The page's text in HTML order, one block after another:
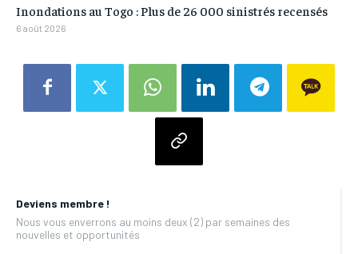
Deviens membre !
Nous vous enverrons au moins deux (2) par semaines des
nouvelles et opportunités
Inondations au Togo : Plus de 26 000 sinistrés recensés
6 août 2026